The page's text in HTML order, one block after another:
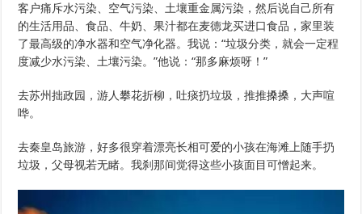
客户痛斥水污染、空气污染、土壤重金属污染，然后说自己所有
的生活用品、食品、牛奶、果汁都在麦德龙买进口食品，家里装
了最高级的净水器和空气净化器。我说：“垃圾分类，就会一定程
度减少水污染、土壤污染。”他说：“那多麻烦呀！”
去苏州拙政园，游人攀花折柳，吐痰扔垃圾，推推搡搡，大声喧
哗。
去秦皇岛旅游，好多很穿着漂亮长相可爱的小孩在海滩上随手扔
垃圾，父母视若无睹。我刹那间觉得这些小孩面目可憎起来。